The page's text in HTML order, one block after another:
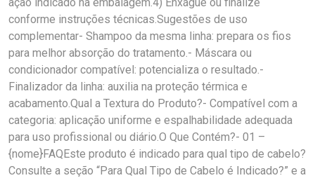
conforme instruções técnicas.Sugestões de uso
complementar- Shampoo da mesma linha: prepara os fios
para melhor absorção do tratamento.- Máscara ou
condicionador compatível: potencializa o resultado.-
Finalizador da linha: auxilia na proteção térmica e
acabamento.Qual a Textura do Produto?- Compatível com a
categoria: aplicação uniforme e espalhabilidade adequada
para uso profissional ou diário.O Que Contém?- 01 –
{nome}FAQEste produto é indicado para qual tipo de cabelo?
Consulte a seção “Para Qual Tipo de Cabelo é Indicado?” e a